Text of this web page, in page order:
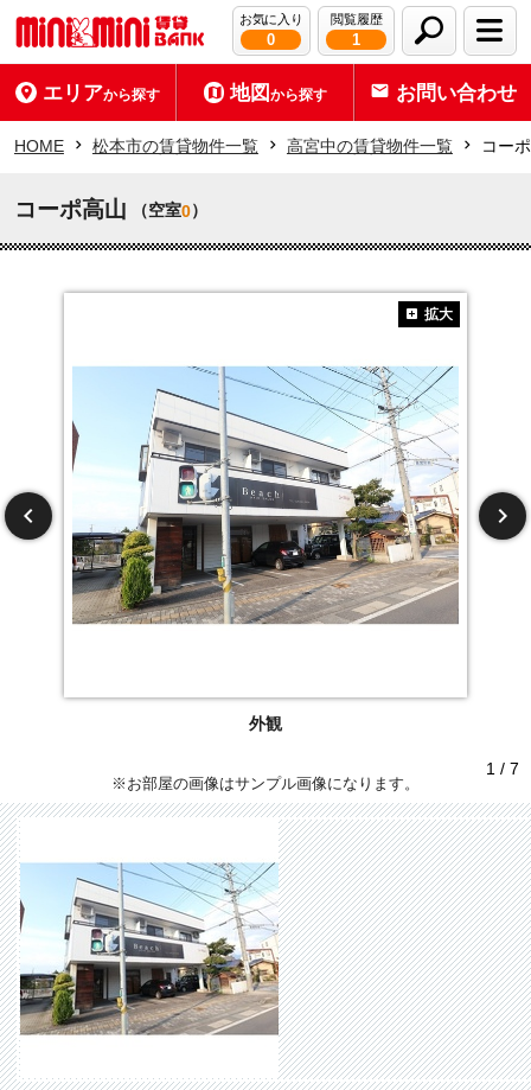
お気に入り
0
閲覧履歴
1
エリアから探す 地図から探す お問い合わせ
HOME 松本市の賃貸物件一覧 高宮中の賃貸物件一覧 コー
コーポ高山 （空室0）
外観
拡大
1 / 7
※お部屋の画像はサンプル画像になります。